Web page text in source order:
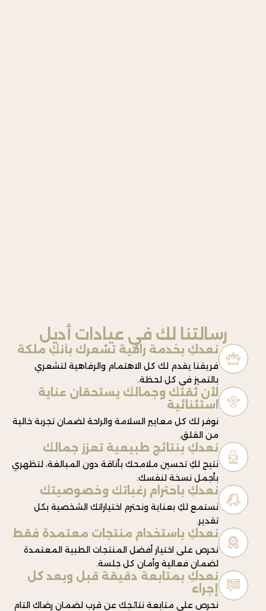
لك في عيادات أديل
نعدكِ بخدمة راقية تُشعرك بأنكِ ملكة
فريقنا يقدم لك كل الاهتمام والرفاهية لتشعري
بالتميز في كل لحظة.
لأن ثقتك وجمالك يستحقان عناية
استثنائية
نوفر لك كل معايير السلامة والراحة لضمان تجربة خالية
نعدكِ بنتائج طبيعية تعزز جمالك
نتيح لكِ تحسين ملامحك بأناقة دون المبالغة، لتظهري
بأجمل نسخة لنفسك.
نعدكِ باحترام رغباتك وخصوصيتك
نستمع لكِ بعناية ونحترم اختياراتك الشخصية بكل
نعدكِ باستخدام منتجات معتمدة فقط
نحرص على اختيار أفضل المنتجات الطبية المعتمدة
لضمان فعالية وأمان كل جلسة.
نعدكِ بمتابعة دقيقة قبل وبعد كل
إجراء
نحرص على متابعة نتائجك عن قرب لضمان رضاك التام